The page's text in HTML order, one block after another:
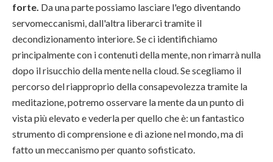
forte. Da una parte possiamo lasciare l'ego diventando
servomeccanismi, dall'altra liberarci tramite il
decondizionamento interiore. Se ci identifichiamo
principalmente con i contenuti della mente, non rimarrà nulla
dopo il risucchio della mente nella cloud. Se scegliamo il
percorso del riapproprio della consapevolezza tramite la
meditazione, potremo osservare la mente da un punto di
vista più elevato e vederla per quello che è: un fantastico
strumento di comprensione e di azione nel mondo, ma di
fatto un meccanismo per quanto sofisticato.